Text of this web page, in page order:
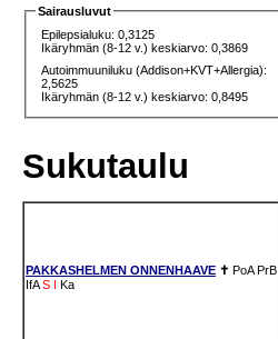
Sairausluvut
Epilepsialuku: 0,3125
Ikäryhmän (8-12 v.) keskiarvo: 0,3869
Autoimmuuniluku (Addison+KVT+Allergia):
2,5625
Ikäryhmän (8-12 v.) keskiarvo: 0,8495
Sukutaulu
PAKKASHELMEN ONNENHAAVE ✝ PoA PrB
IfA S I Ka